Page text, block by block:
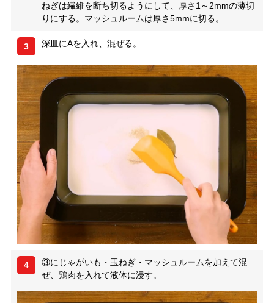
ねぎは繊維を断ち切るようにして、厚さ1～2mmの薄切
りにする。マッシュルームは厚さ5mmに切る。
3 深皿にAを入れ、混ぜる。
4
③にじゃがいも・玉ねぎ・マッシュルームを加えて混
ぜ、鶏肉を入れて液体に浸す。